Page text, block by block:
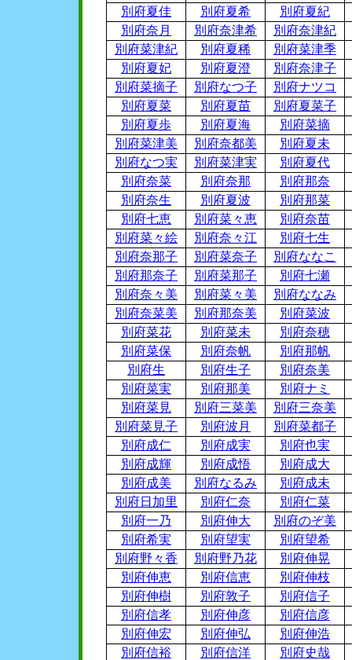
別府夏佳
別府夏希
別府夏紀
別府奈月
別府奈津希
別府奈津紀
別府菜津紀
別府夏稀
別府菜津季
別府夏妃
別府夏澄
別府奈津子
別府菜摘子
別府なつ子
別府ナツコ
別府夏菜
別府夏苗
別府夏菜子
別府夏歩
別府夏海
別府菜摘
別府菜津美
別府奈都美
別府夏未
別府なつ実
別府菜津実
別府夏代
別府奈菜
別府奈那
別府那奈
別府奈生
別府夏波
別府那菜
別府七恵
別府菜々恵
別府奈苗
別府菜々絵
別府奈々江
別府七生
別府奈那子
別府菜奈子
別府ななこ
別府那奈子
別府菜那子
別府七瀬
別府奈々美
別府菜々美
別府ななみ
別府奈菜美
別府那奈美
別府菜波
別府菜花
別府菜未
別府奈穂
別府菜保
別府奈帆
別府那帆
別府生
別府生子
別府奈美
別府菜実
別府那美
別府ナミ
別府菜見
別府三菜美
別府三奈美
別府菜見子
別府波月
別府菜都子
別府成仁
別府成実
別府也実
別府成輝
別府成悟
別府成大
別府成美
別府なるみ
別府成未
別府日加里
別府仁奈
別府仁菜
別府一乃
別府伸大
別府のぞ美
別府希実
別府望実
別府望希
別府野々香
別府野乃花
別府伸晃
別府伸恵
別府信恵
別府伸枝
別府伸樹
別府敦子
別府信子
別府信孝
別府伸彦
別府信彦
別府伸宏
別府伸弘
別府伸浩
別府信裕
別府信洋
別府史哉